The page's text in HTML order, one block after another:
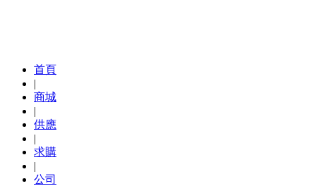
首頁
|
商城
|
供應
|
求購
|
公司